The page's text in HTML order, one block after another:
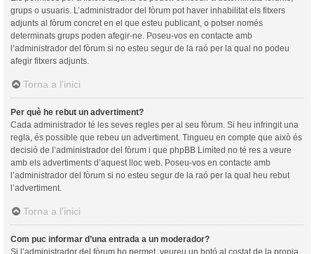
grups o usuaris. L’administrador del fòrum pot haver inhabilitat els fitxers
adjunts al fòrum concret en el que esteu publicant, o potser només
determinats grups poden afegir-ne. Poseu-vos en contacte amb
l’administrador del fòrum si no esteu segur de la raó per la qual no podeu
afegir fitxers adjunts.
Torna a l’inici
Per què he rebut un advertiment?
Cada administrador té les seves regles per al seu fòrum. Si heu infringit una
regla, és possible que rebeu un advertiment. Tingueu en compte que això és
decisió de l’administrador del fòrum i que phpBB Limited no té res a veure
amb els advertiments d’aquest lloc web. Poseu-vos en contacte amb
l’administrador del fòrum si no esteu segur de la raó per la qual heu rebut
l’advertiment.
Torna a l’inici
Com puc informar d’una entrada a un moderador?
Si l’administrador del fòrum ho permet, veureu un botó al costat de la propia